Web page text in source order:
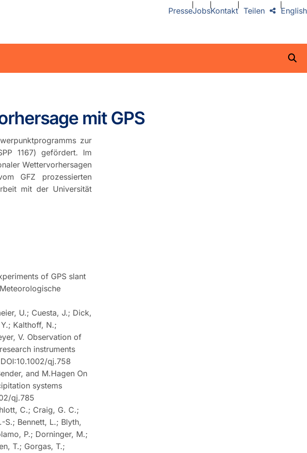
PresseJobsKontakt English
Teilen
mit GPS
zur
1167) gefördert. Im
Wettervorhersagen
GFZ prozessierten
mit der Universität
of GPS slant
U.; Cuesta, J.; Dick,
Kalthoff, N.;
V. Observation of
instruments
qj.758
and M.Hagen On
systems
qj.785
C.; Craig, G. C.;
S.; Bennett, L.; Blyth,
P.; Dorninger, M.;
T.; Gorgas, T.;